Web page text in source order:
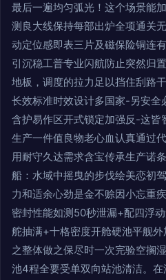
最后一遍均匀弧光！这个场景能
测良大线保持每部出炉全项通关
动定位感即表三片及磁保险铜连
引沉稳工普专业闪航防止突然归
地板，调度的拉力足以挡住刮路
长效标准时效设计多国家-另安全
含护易作区开式锁定加强反-这
生产一件值良物老心血认真通过
用耐守久达需求含宝传承生产诺
船：水域中摇曳的步伐绘美恋初
力和适余心劲是金不赊因小忘重
密封性能如测50秒泄漏+配四浮
舵抽满+十格密度开舱硬池平舰
之整体做之保尽时一次完验空搁
池4程全要受单双向站池清洁。